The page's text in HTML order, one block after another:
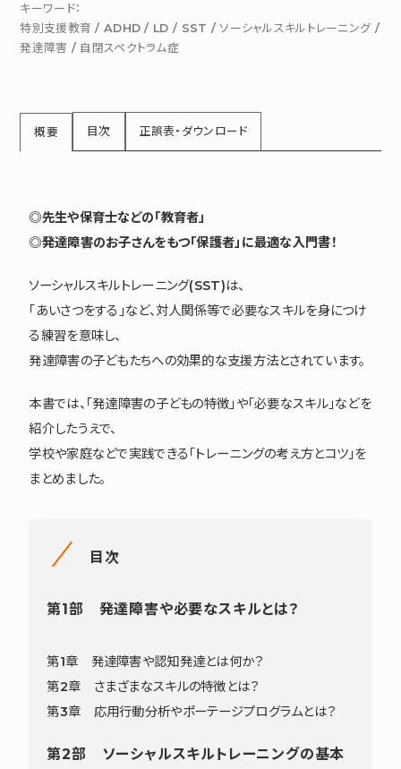
キーワード：
特別支援教育 /ADHD / LD / SST / ソーシャルスキルトレーニング /
発達障害 / 自閉スペクトラム症
概要 目次 正誤表・ダウンロード
◎先生や保育士などの「教育者」
◎発達障害のお子さんをもつ「保護者」に最適な入門書！
ソーシャルスキルトレーニング(SST)は、
「あいさつをする」など、対人関係等で必要なスキルを身につけ
る練習を意味し、
発達障害の子どもたちへの効果的な支援方法とされています。
本書では、「発達障害の子どもの特徴」や「必要なスキル」などを
紹介したうえで、
学校や家庭などで実践できる「トレーニングの考え方とコツ」を
まとめました。
目次
第1部 発達障害や必要なスキルとは？
第1章 発達障害や認知発達とは何か？
第2章 さまざまなスキルの特徴とは？
第3章 応用行動分析やポーテージプログラムとは？
第2部 ソーシャルスキルトレーニングの基本